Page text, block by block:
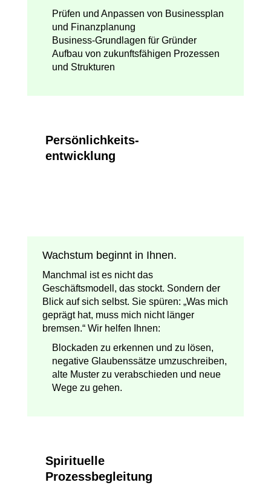
Prüfen und Anpassen von Businessplan
und Finanzplanung
Business-Grundlagen für Gründer
Aufbau von zukunftsfähigen Prozessen
und Strukturen
Persönlichkeits-
entwicklung
Wachstum beginnt in Ihnen.
Manchmal ist es nicht das
Geschäftsmodell, das stockt. Sondern der
Blick auf sich selbst. Sie spüren: „Was mich
geprägt hat, muss mich nicht länger
bremsen.“ Wir helfen Ihnen:
Blockaden zu erkennen und zu lösen,
negative Glaubenssätze umzuschreiben,
alte Muster zu verabschieden und neue
Wege zu gehen.
Spirituelle
Prozessbegleitung